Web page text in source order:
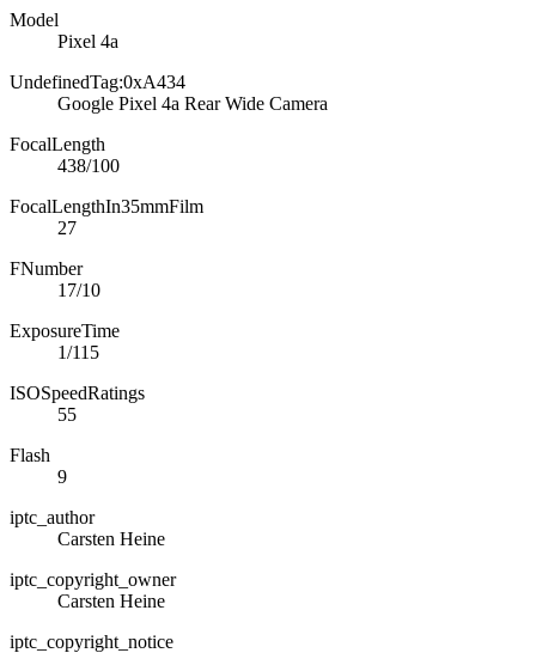
Model
Pixel 4a
UndefinedTag:0xA434
Google Pixel 4a Rear Wide Camera
FocalLength
438/100
FocalLengthIn35mmFilm
27
FNumber
17/10
ExposureTime
1/115
ISOSpeedRatings
55
Flash
9
iptc_author
Carsten Heine
iptc_copyright_owner
Carsten Heine
iptc_copyright_notice